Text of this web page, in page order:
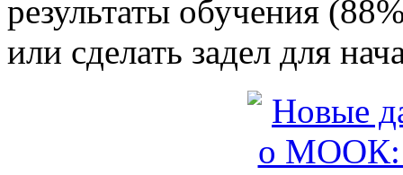
результаты обучения
или сделать задел для